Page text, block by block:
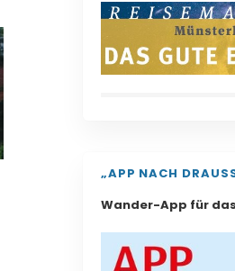
„APP NACH
Wander-App für